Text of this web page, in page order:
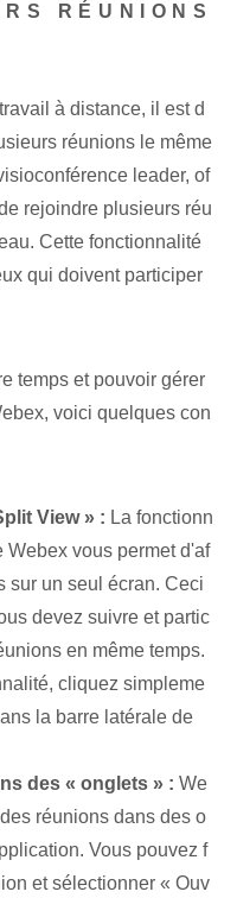
RÉUNIONS
à distance, il est d
réunions le même
leader, of
rejoindre plusieurs réu
Cette fonctionnalité
qui doivent participer
temps et pouvoir gérer
voici quelques con
View » : La fonctionn
vous permet d'af
sur un seul écran. Ceci
devez suivre et partic
en même temps.
cliquez simpleme
la barre latérale de
des « onglets » : We
réunions dans des o
Vous pouvez f
et sélectionner « Ouv